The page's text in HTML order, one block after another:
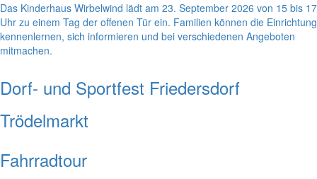
Das Kinderhaus Wirbelwind lädt am 23. September 2026 von 15 bis 17
Uhr zu einem Tag der offenen Tür ein. Familien können die Einrichtung
kennenlernen, sich informieren und bei verschiedenen Angeboten
mitmachen.
Dorf- und Sportfest Friedersdorf
Trödelmarkt
Fahrradtour